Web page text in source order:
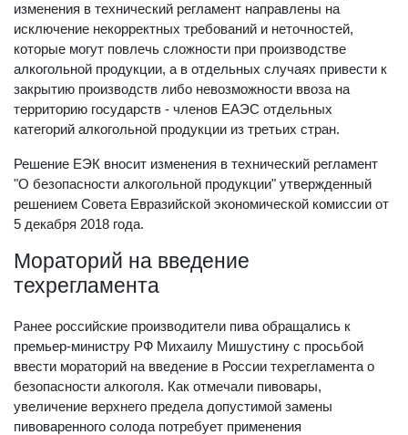
изменения в технический регламент направлены на
исключение некорректных требований и неточностей,
которые могут повлечь сложности при производстве
алкогольной продукции, а в отдельных случаях привести к
закрытию производств либо невозможности ввоза на
территорию государств - членов ЕАЭС отдельных
категорий алкогольной продукции из третьих стран.
Решение ЕЭК вносит изменения в технический регламент
"О безопасности алкогольной продукции" утвержденный
решением Совета Евразийской экономической комиссии от
5 декабря 2018 года.
Мораторий на введение
техрегламента
Ранее российские производители пива обращались к
премьер-министру РФ Михаилу Мишустину с просьбой
ввести мораторий на введение в России техрегламента о
безопасности алкоголя. Как отмечали пивовары,
увеличение верхнего предела допустимой замены
пивоваренного солода потребует применения